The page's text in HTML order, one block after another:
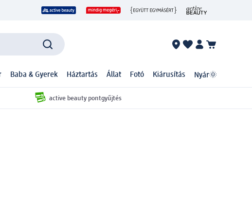
Baba & Gyerek Háztartás Állat Fotó Kiárusítás Nyár🌞
active beauty pontgyűjtés